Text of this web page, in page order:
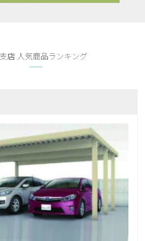
店 人気商品ランキング